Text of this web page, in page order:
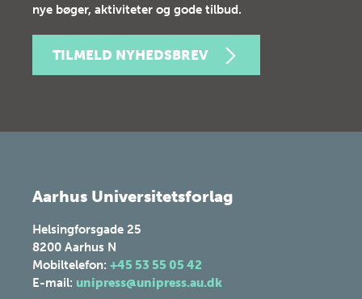
nye bøger, aktiviteter og gode tilbud.
TILMELD NYHEDSBREV
Aarhus Universitetsforlag
Helsingforsgade 25
8200 Aarhus N
Mobiltelefon: +45 53 55 05 42
E-mail: unipress@unipress.au.dk